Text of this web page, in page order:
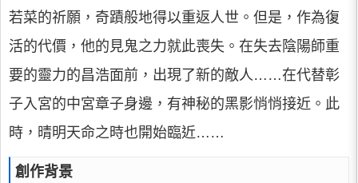
若菜的祈願，奇蹟般地得以重返人世。但是，作為復
活的代價，他的見鬼之力就此喪失。在失去陰陽師重
要的靈力的昌浩面前，出現了新的敵人……在代替彰
子入宮的中宮章子身邊，有神秘的黑影悄悄接近。此
時，晴明天命之時也開始臨近……
創作背景